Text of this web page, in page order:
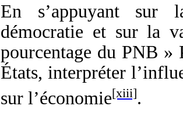
En s’appuyant sur
démocratie et sur la
pourcentage du PNB »
États, interpréter
sur l’économie[xiii].